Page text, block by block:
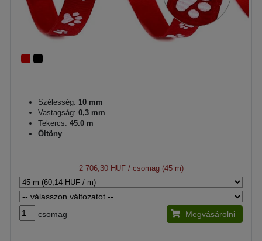
Szélesség: 10 mm
Vastagság: 0,3 mm
Tekercs: 45.0 m
Öltöny
2 706,30 HUF/ csomag (45 m)
csomag Megvásárolni